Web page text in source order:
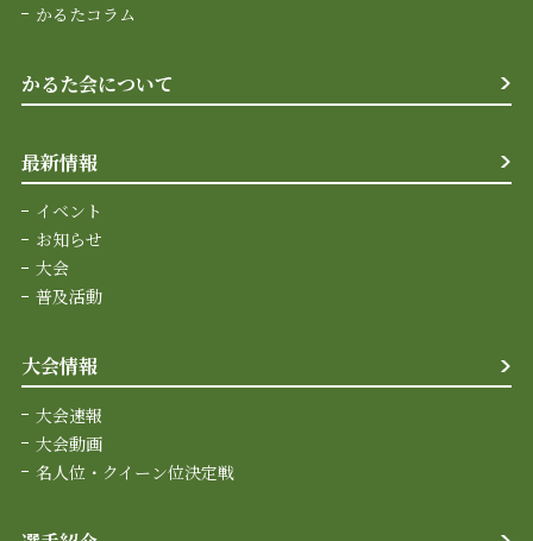
かるたコラム
かるた会について
最新情報
イベント
お知らせ
大会
普及活動
大会情報
大会速報
大会動画
名人位・クイーン位決定戦